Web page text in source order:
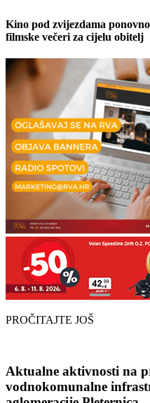
Kino pod zvijezdama
filmske večeri za cijelu obitelj
PROČITAJTE JOŠ
Aktualne aktivnosti na
vodnokomunalne